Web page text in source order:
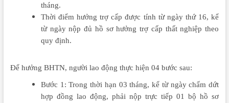
tháng.
Thời điểm hưởng trợ cấp được tính từ ngày thứ 16, kể
từ ngày nộp đủ hồ sơ hưởng trợ cấp thất nghiệp theo
quy định.
Để hưởng BHTN, người lao động thực hiện 04 bước sau:
Bước 1: Trong thời hạn 03 tháng, kể từ ngày chấm dứt
hợp đồng lao động, phải nộp trực tiếp 01 bộ hồ sơ